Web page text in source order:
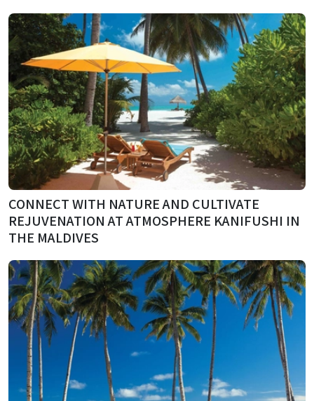
CONNECT WITH NATURE AND CULTIVATE
REJUVENATION AT ATMOSPHERE KANIFUSHI IN
THE MALDIVES